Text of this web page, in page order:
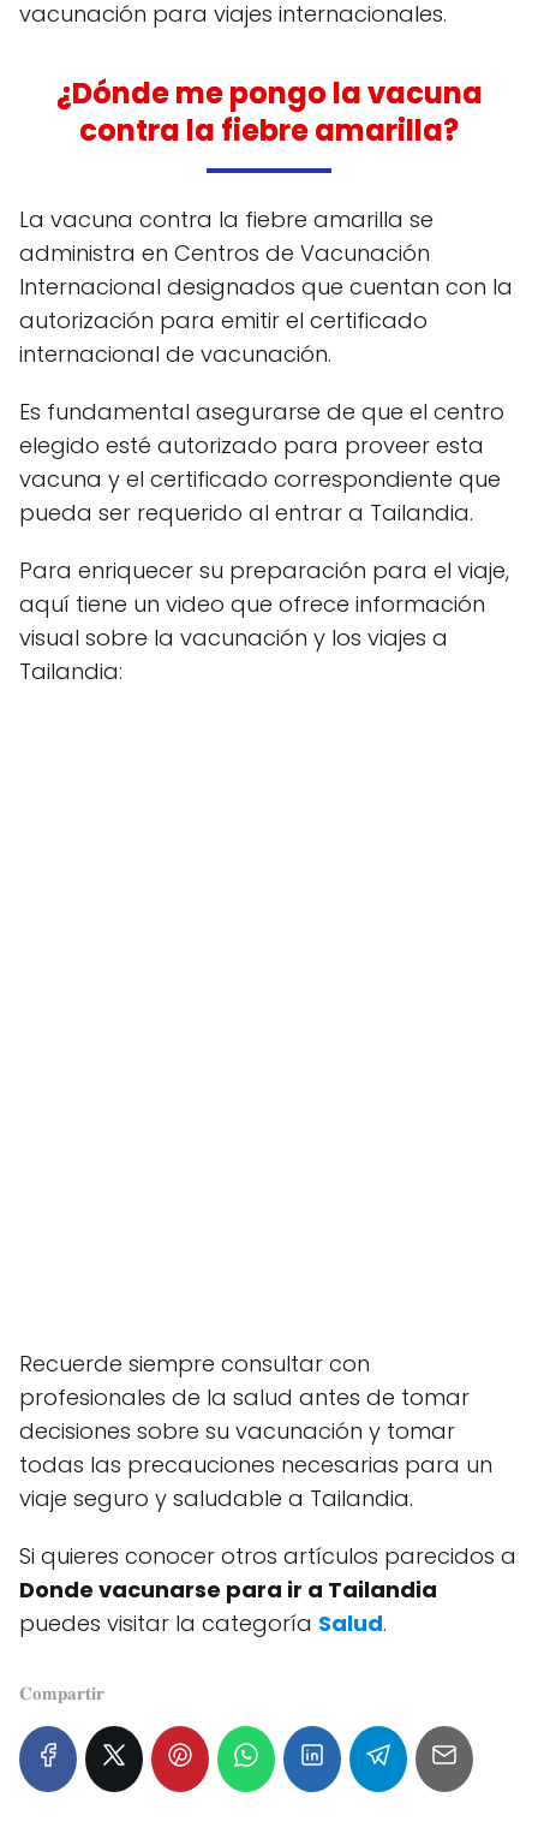
vacunación para viajes internacionales.
¿Dónde me pongo la vacuna
contra la fiebre amarilla?
La vacuna contra la fiebre amarilla se
administra en Centros de Vacunación
Internacional designados que cuentan con la
autorización para emitir el certificado
internacional de vacunación.
Es fundamental asegurarse de que el centro
elegido esté autorizado para proveer esta
vacuna y el certificado correspondiente que
pueda ser requerido al entrar a Tailandia.
Para enriquecer su preparación para el viaje,
aquí tiene un video que ofrece información
visual sobre la vacunación y los viajes a
Tailandia:
Recuerde siempre consultar con
profesionales de la salud antes de tomar
decisiones sobre su vacunación y tomar
todas las precauciones necesarias para un
viaje seguro y saludable a Tailandia.
Si quieres conocer otros artículos parecidos a
Donde vacunarse para ir a Tailandia
puedes visitar la categoría Salud.
𝐂𝐨𝐦𝐩𝐚𝐫𝐭𝐢𝐫